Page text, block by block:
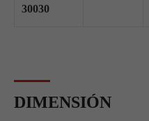
30030
DIMENSIÓN